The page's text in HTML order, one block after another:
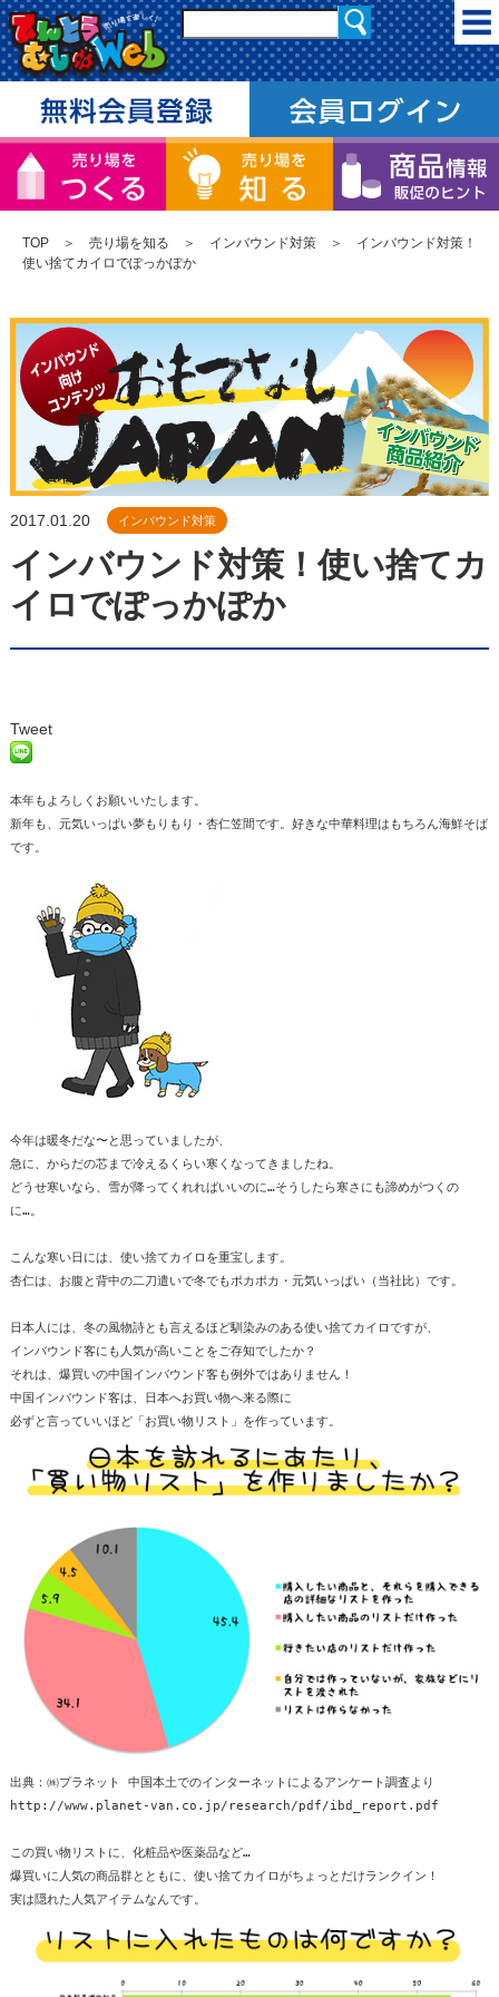
TOP ＞ 売り場を知る ＞ インバウンド対策 ＞ インバウンド対策！
使い捨てカイロでぽっかぽか
2017.01.20 インバウンド対策
インバウンド対策！使い捨てカ
イロでぽっかぽか
Tweet
本年もよろしくお願いいたします。
新年も、元気いっぱい夢もりもり・杏仁笠間です。好きな中華料理はもちろん海鮮そば
です。
今年は暖冬だな〜と思っていましたが、
急に、からだの芯まで冷えるくらい寒くなってきましたね。
どうせ寒いなら、雪が降ってくれればいいのに…そうしたら寒さにも諦めがつくの
に…。
こんな寒い日には、使い捨てカイロを重宝します。
杏仁は、お腹と背中の二刀遣いで冬でもポカポカ・元気いっぱい（当社比）です。
日本人には、冬の風物詩とも言えるほど馴染みのある使い捨てカイロですが、
インバウンド客にも人気が高いことをご存知でしたか？
それは、爆買いの中国インバウンド客も例外ではありません！
中国インバウンド客は、日本へお買い物へ来る際に
必ずと言っていいほど「お買い物リスト」を作っています。
出典：㈱プラネット 中国本土でのインターネットによるアンケート調査より
http://www.planet-van.co.jp/research/pdf/ibd_report.pdf
この買い物リストに、化粧品や医薬品など…
爆買いに人気の商品群とともに、使い捨てカイロがちょっとだけランクイン！
実は隠れた人気アイテムなんです。